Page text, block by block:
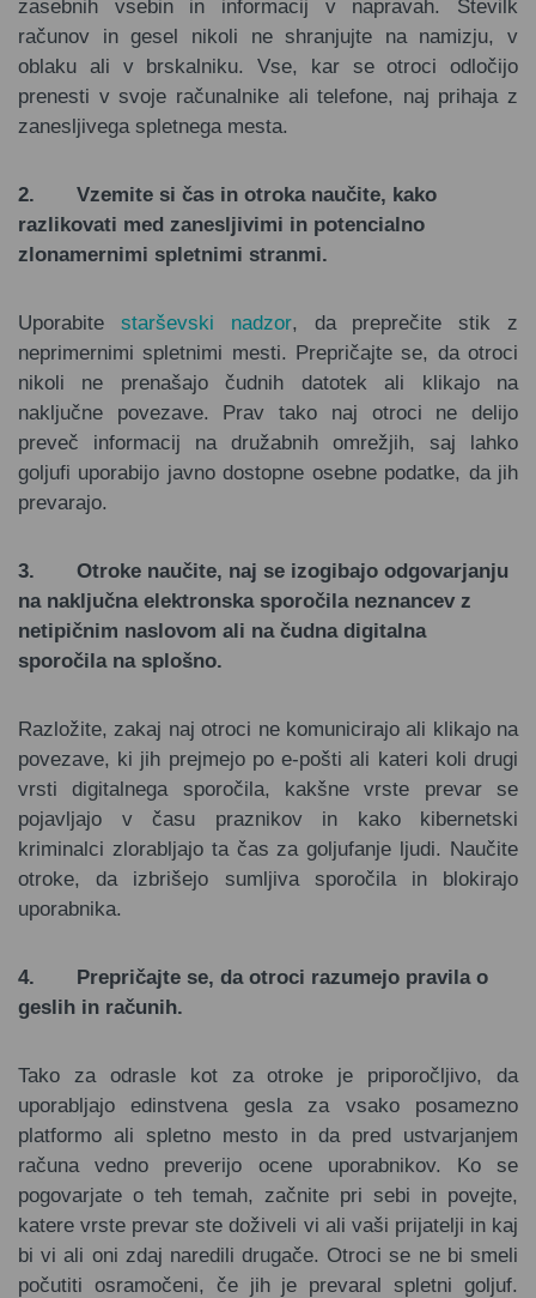
zasebnih vsebin in informacij v napravah. Številk
računov in gesel nikoli ne shranjujte na namizju, v
oblaku ali v brskalniku. Vse, kar se otroci odločijo
prenesti v svoje računalnike ali telefone, naj prihaja z
zanesljivega spletnega mesta.
2.
Vzemite si čas in otroka naučite, kako
razlikovati med zanesljivimi in potencialno
zlonamernimi spletnimi stranmi.
Uporabite starševski nadzor, da preprečite stik z
neprimernimi spletnimi mesti. Prepričajte se, da otroci
nikoli ne prenašajo čudnih datotek ali klikajo na
naključne povezave. Prav tako naj otroci ne delijo
preveč informacij na družabnih omrežjih, saj lahko
goljufi uporabijo javno dostopne osebne podatke, da jih
prevarajo.
3.
Otroke naučite, naj se izogibajo odgovarjanju
na naključna elektronska sporočila neznancev z
netipičnim naslovom ali na čudna digitalna
sporočila na splošno.
Razložite, zakaj naj otroci ne komunicirajo ali klikajo na
povezave, ki jih prejmejo po e-pošti ali kateri koli drugi
vrsti digitalnega sporočila, kakšne vrste prevar se
pojavljajo v času praznikov in kako kibernetski
kriminalci zlorabljajo ta čas za goljufanje ljudi. Naučite
otroke, da izbrišejo sumljiva sporočila in blokirajo
uporabnika.
4.
Prepričajte se, da otroci razumejo pravila o
geslih in računih.
Tako za odrasle kot za otroke je priporočljivo, da
uporabljajo edinstvena gesla za vsako posamezno
platformo ali spletno mesto in da pred ustvarjanjem
računa vedno preverijo ocene uporabnikov. Ko se
pogovarjate o teh temah, začnite pri sebi in povejte,
katere vrste prevar ste doživeli vi ali vaši prijatelji in kaj
bi vi ali oni zdaj naredili drugače. Otroci se ne bi smeli
počutiti osramočeni, če jih je prevaral spletni goljuf.